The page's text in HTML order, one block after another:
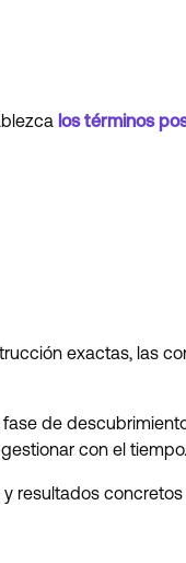
los términos
exactas, las
de
con el tiempo.
resultados